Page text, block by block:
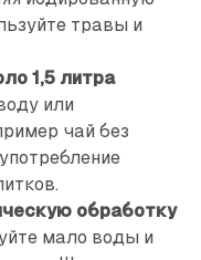
травы и
1,5 литра
или
чай без
обработку
мало воды и